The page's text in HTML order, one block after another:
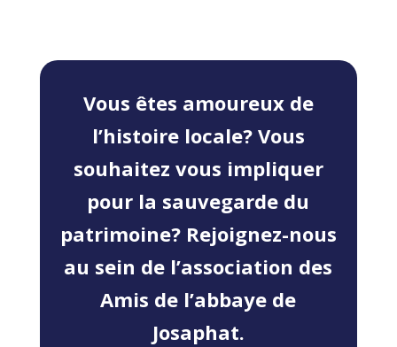
Vous êtes amoureux de
l’histoire locale? Vous
souhaitez vous impliquer
pour la sauvegarde du
patrimoine? Rejoignez-nous
au sein de l’association des
Amis de l’abbaye de
Josaphat.